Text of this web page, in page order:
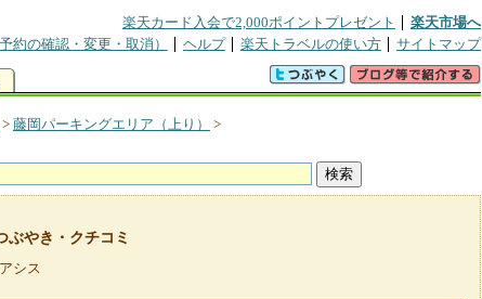
楽天カード入会で2,000ポイントプレゼント
楽天市場へ
約の確認・変更・取消） ヘルプ 楽天トラベルの使い方 サイトマップ
> 藤岡パーキングエリア（上り）
>
ぶやき・クチコミ
シス